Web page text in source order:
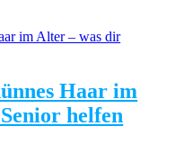
Haar im
helfen